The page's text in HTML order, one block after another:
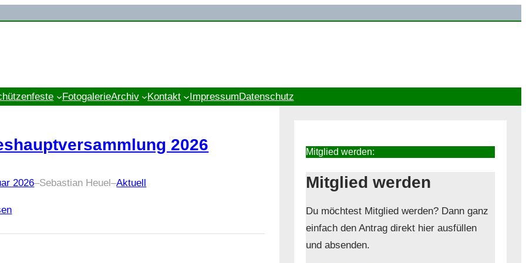
FotogalerieArchiv Kontakt Impressum Datenschutz
2026
2026–Sebastian Heuel–Aktuell
Mitglied werden:
Mitglied werden
Du möchtest Mitglied werden? Dann ganz
einfach den Antrag direkt hier ausfüllen
und absenden.